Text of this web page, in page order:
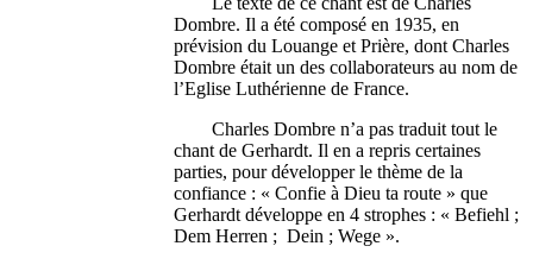
Dombre. Il a été composé en 1935, en
prévision du Louange et Prière, dont Charles
Dombre était un des collaborateurs au nom de
l’Eglise Luthérienne de France.
Charles Dombre n’a pas traduit tout le
chant de Gerhardt. Il en a repris certaines
parties, pour développer le thème de la
confiance : « Confie à Dieu ta route » que
Gerhardt développe en 4 strophes : « Befiehl ;
Dem Herren ; Dein ; Wege ».